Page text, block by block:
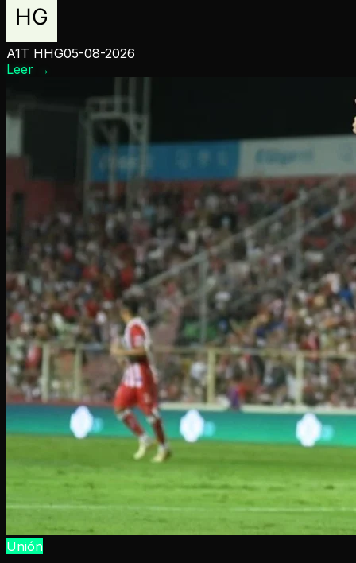
A1T HHG05-08-2026
Leer →
Unión